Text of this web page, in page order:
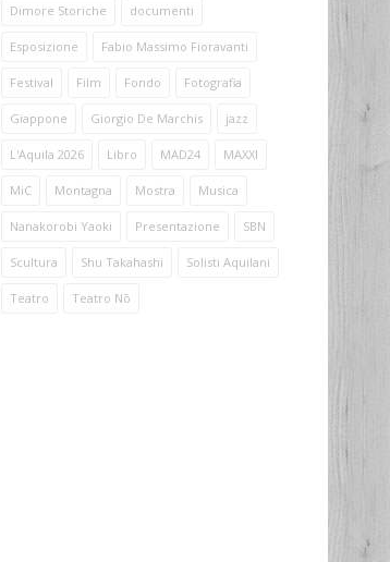
Dimore Storiche documenti
Esposizione Fabio Massimo Fioravanti
Festival Film Fondo Fotografia
Giappone Giorgio De Marchis jazz
L'Aquila 2026 Libro MAD24 MAXXI
MiC Montagna Mostra Musica
Nanakorobi Yaoki Presentazione SBN
Scultura Shu Takahashi Solisti Aquilani
Teatro Teatro Nō